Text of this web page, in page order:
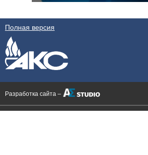
Полная версия
Разработка сайта –